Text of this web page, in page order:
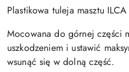
Plastikowa tuleja masztu
Mocowana do górnej części
uszkodzeniem i ustawić
wsunąć się w dolną część.